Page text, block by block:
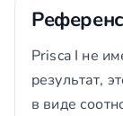
Prisca I не
результат,
в виде